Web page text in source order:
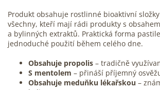
Produkt obsahuje rostlinné bioaktivní
všechny, kteří mají rádi produkty s
a bylinných extraktů. Praktická forma
jednoduché použití během celého dne.
Obsahuje propolis – tradičně
S mentolem – přináší příjemný
Obsahuje meduňku lékařskou –